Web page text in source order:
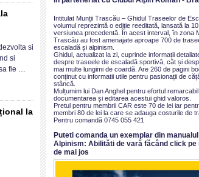
si
si
fie …
la
Intitulat Munții Trascău – Ghidul Traseelor de
volumul reprezintă o ediție reeditată, lansată la
versiunea precedentă. În acest interval, în zona
Trascău au fost amenajate aproape 700 de
escaladă și alpinism.
Ghidul, actualizat la zi, cuprinde informații
despre traseele de escaladă sportivă, cât și
mai multe lungimi de coardă. Are 260 de pagini
conținut cu informatii utile pentru pasionații de
stâncă.
Mulțumim lui Dan Anghel pentru efortul
documentarea și editarea acestui ghid valoros.
Pretul pentru membrii CAR este 70 de lei iar
membri 80 de lei la care se adauga costurile de
Pentru comandă 0745 055 421
Puteti comanda un exemplar din
Alpinism: Abilităti de vară făcând click pe
de mai jos